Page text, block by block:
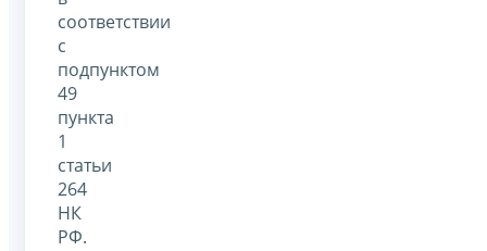
соответствии
с
подпунктом
49
пункта
1
статьи
264
НК
РФ.